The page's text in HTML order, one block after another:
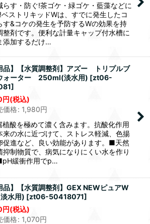
らす・防ぐ!茶ゴケ・緑ゴケ・藍藻などに
ベストリキッドWは、すでに発生したコ
す&コケの発生を予防するWの効果を持
整剤です。便利な計量キャップ付水槽に
添加するだけ…
品】【水質調整剤】アズー トリプルブ
ォーター 250ml(淡水用) [zt06-
]
円(税込)
価格: 1,980円
酸を極めて濃く含みます。抗酸化作用
来の水に近づけて、ストレス軽減、色揚
促進など、良い効能があります。■天然
抑制物質で、病気になりにくい水を作り
緩衝作用でp…
品】【水質調整剤】GEX NEWピュアW
水用) [zt06-50418071]
円(税込)
価格: 1,070円